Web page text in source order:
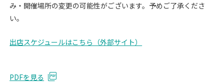
み・開催場所の変更の可能性がございます。予めご了承くださ
い。
出店スケジュールはこちら（外部サイト）‬
PDFを見る